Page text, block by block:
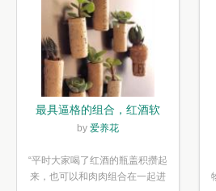
最具逼格的组合，红酒软
木塞diy多肉植物盆栽
by 爱养花
“平时大家喝了红酒的瓶盖积攒起
来，也可以和肉肉组合在一起进